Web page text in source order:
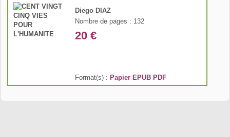
Diego DIAZ
Nombre de pages : 132
20 €
Format(s) : Papier EPUB PDF